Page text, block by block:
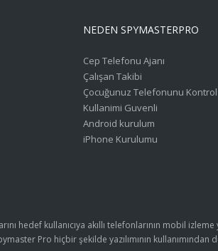
NEDEN SPYMASTERPRO
Cep Telefonu Ajanı
Çalışan Takibi
Çocuğunuz Telefonunu Kontrol
Kullanimi Guvenli
Android kurulum
iPhone Kurulumu
hedef kullanıcıya akıllı telefonlarının mobil
Pro hiçbir şekilde yazılımının